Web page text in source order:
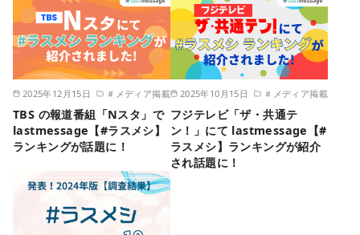
2025年12月15日 ＃メディア掲載
TBS の報道番組「Nスタ」で
lastmessage【#ラスメシ】
ランキングが話題に！
2025年10月15日 ＃メディア掲載
フジテレビ「ザ・共通テ
ン！」にて lastmessage【#
ラスメシ】ランキングが紹介
され話題に！